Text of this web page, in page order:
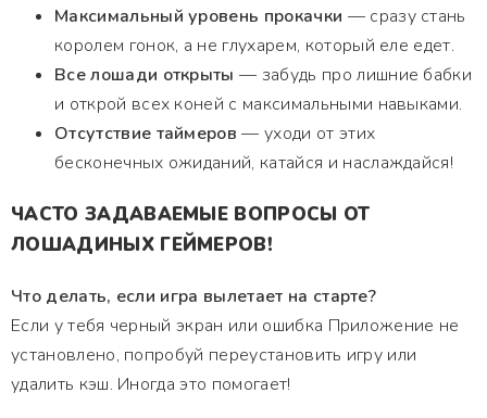
Максимальный уровень прокачки — сразу стань
королем гонок, а не глухарем, который еле едет.
Все лошади открыты — забудь про лишние бабки
и открой всех коней с максимальными навыками.
Отсутствие таймеров — уходи от этих
бесконечных ожиданий, катайся и наслаждайся!
ЧАСТО ЗАДАВАЕМЫЕ ВОПРОСЫ ОТ
ЛОШАДИНЫХ ГЕЙМЕРОВ!
Что делать, если игра вылетает на старте?
Если у тебя черный экран или ошибка Приложение не
установлено, попробуй переустановить игру или
удалить кэш. Иногда это помогает!